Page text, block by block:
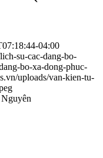
04:00
su-cac-dang-bo-
bo-xa-dong-phuc-
uploads/van-kien-tu-